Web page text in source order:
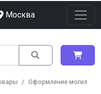
Москва
Оформление могил